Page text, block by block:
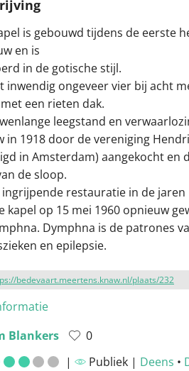
is gebouwd tijdens de eerste
en is
in de gotische stijl.
inwendig ongeveer vier bij acht
een rieten dak.
leegstand en
in 1918 door de vereniging
in Amsterdam) aangekocht en
de sloop.
ingrijpende restauratie in de jaren
kapel op 15 mei 1960 opnieuw
Dymphna is de patrones
en epilepsie.
bedevaart.meertens.knaw.nl/plaats/232
Blankers
0
| Publiek | Deens •